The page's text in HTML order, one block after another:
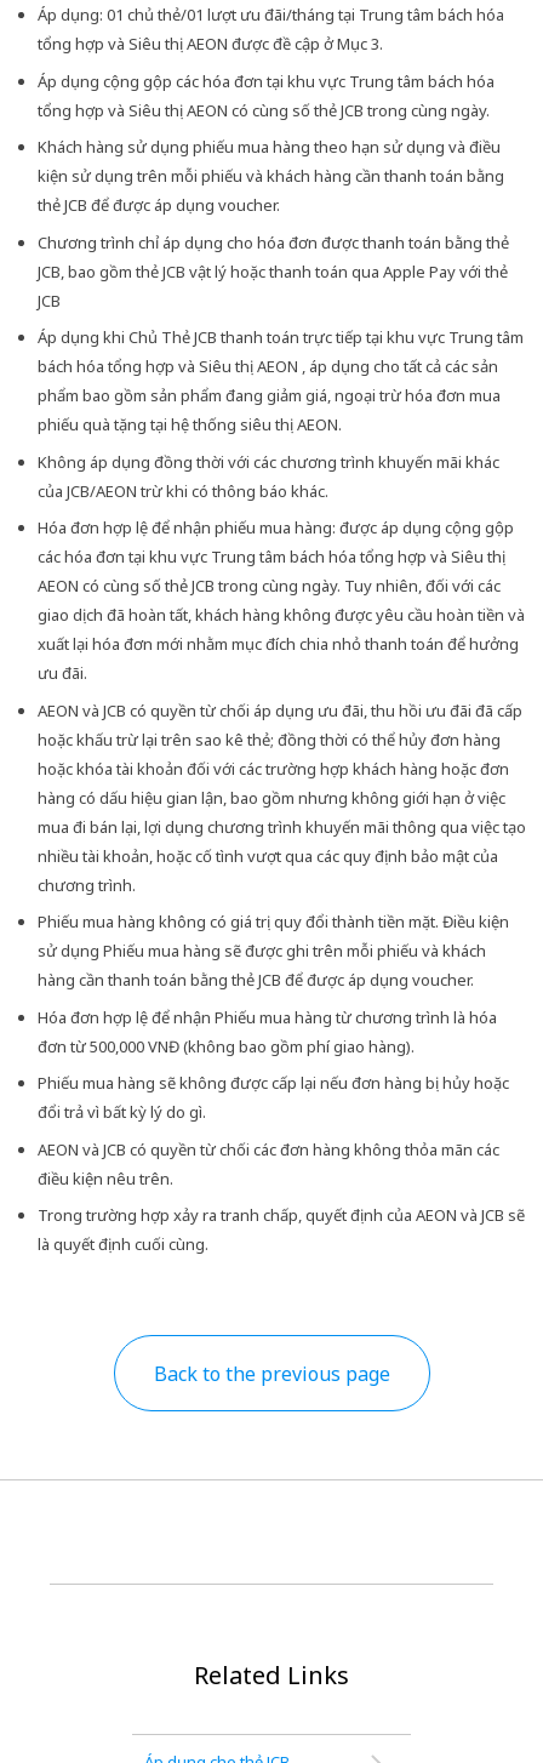
Áp dụng: 01 chủ thẻ/01 lượt ưu đãi/tháng tại Trung tâm bách hóa
tổng hợp và Siêu thị AEON được đề cập ở Mục 3.
Áp dụng cộng gộp các hóa đơn tại khu vực Trung tâm bách hóa
tổng hợp và Siêu thị AEON có cùng số thẻ JCB trong cùng ngày.
Khách hàng sử dụng phiếu mua hàng theo hạn sử dụng và điều
kiện sử dụng trên mỗi phiếu và khách hàng cần thanh toán bằng
thẻ JCB để được áp dụng voucher.
Chương trình chỉ áp dụng cho hóa đơn được thanh toán bằng thẻ
JCB, bao gồm thẻ JCB vật lý hoặc thanh toán qua Apple Pay với thẻ
JCB
Áp dụng khi Chủ Thẻ JCB thanh toán trực tiếp tại khu vực Trung tâm
bách hóa tổng hợp và Siêu thị AEON , áp dụng cho tất cả các sản
phẩm bao gồm sản phẩm đang giảm giá, ngoại trừ hóa đơn mua
phiếu quà tặng tại hệ thống siêu thị AEON.
Không áp dụng đồng thời với các chương trình khuyến mãi khác
của JCB/AEON trừ khi có thông báo khác.
Hóa đơn hợp lệ để nhận phiếu mua hàng: được áp dụng cộng gộp
các hóa đơn tại khu vực Trung tâm bách hóa tổng hợp và Siêu thị
AEON có cùng số thẻ JCB trong cùng ngày. Tuy nhiên, đối với các
giao dịch đã hoàn tất, khách hàng không được yêu cầu hoàn tiền và
xuất lại hóa đơn mới nhằm mục đích chia nhỏ thanh toán để hưởng
ưu đãi.
AEON và JCB có quyền từ chối áp dụng ưu đãi, thu hồi ưu đãi đã cấp
hoặc khấu trừ lại trên sao kê thẻ; đồng thời có thể hủy đơn hàng
hoặc khóa tài khoản đối với các trường hợp khách hàng hoặc đơn
hàng có dấu hiệu gian lận, bao gồm nhưng không giới hạn ở việc
mua đi bán lại, lợi dụng chương trình khuyến mãi thông qua việc tạo
nhiều tài khoản, hoặc cố tình vượt qua các quy định bảo mật của
chương trình.
Phiếu mua hàng không có giá trị quy đổi thành tiền mặt. Điều kiện
sử dụng Phiếu mua hàng sẽ được ghi trên mỗi phiếu và khách
hàng cần thanh toán bằng thẻ JCB để được áp dụng voucher.
Hóa đơn hợp lệ để nhận Phiếu mua hàng từ chương trình là hóa
đơn từ 500,000 VNĐ (không bao gồm phí giao hàng).
Phiếu mua hàng sẽ không được cấp lại nếu đơn hàng bị hủy hoặc
đổi trả vì bất kỳ lý do gì.
AEON và JCB có quyền từ chối các đơn hàng không thỏa mãn các
điều kiện nêu trên.
Trong trường hợp xảy ra tranh chấp, quyết định của AEON và JCB sẽ
là quyết định cuối cùng.
Back to the previous page
Related Links